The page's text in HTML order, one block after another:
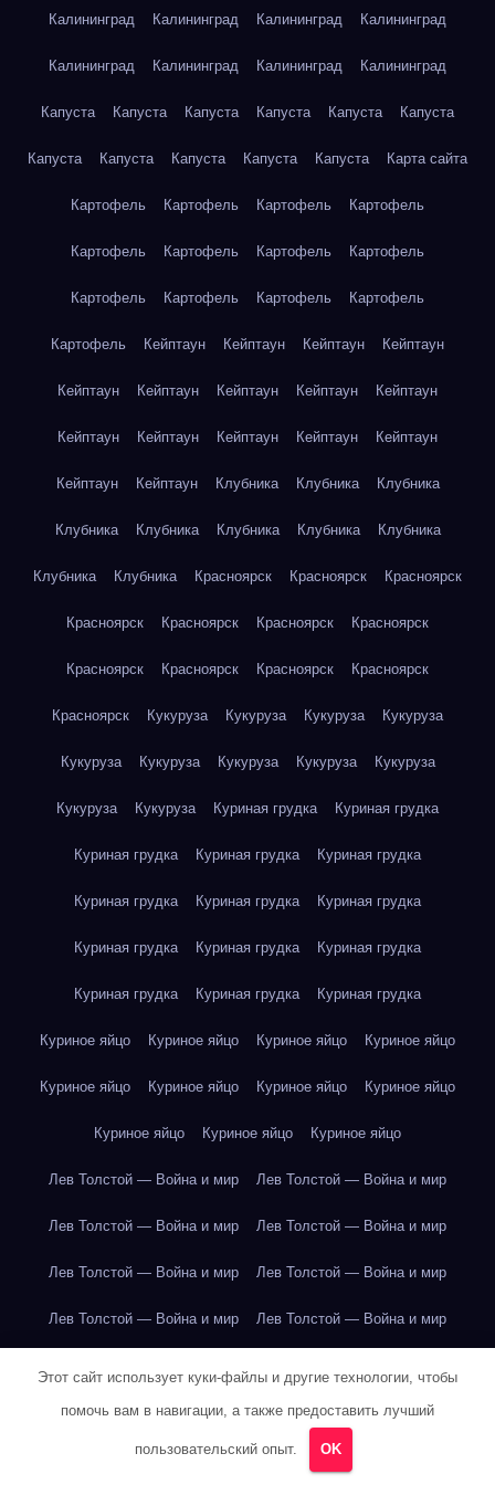
Калининград Калининград Калининград Калининград
Калининград Калининград Калининград Калининград
Капуста Капуста Капуста Капуста Капуста Капуста
Капуста Капуста Капуста Капуста Капуста Карта сайта
Картофель Картофель Картофель Картофель
Картофель Картофель Картофель Картофель
Картофель Картофель Картофель Картофель
Картофель Кейптаун Кейптаун Кейптаун Кейптаун
Кейптаун Кейптаун Кейптаун Кейптаун Кейптаун
Кейптаун Кейптаун Кейптаун Кейптаун Кейптаун
Кейптаун Кейптаун Клубника Клубника Клубника
Клубника Клубника Клубника Клубника Клубника
Клубника Клубника Красноярск Красноярск Красноярск
Красноярск Красноярск Красноярск Красноярск
Красноярск Красноярск Красноярск Красноярск
Красноярск Кукуруза Кукуруза Кукуруза Кукуруза
Кукуруза Кукуруза Кукуруза Кукуруза Кукуруза
Кукуруза Кукуруза Куриная грудка Куриная грудка
Куриная грудка Куриная грудка Куриная грудка
Куриная грудка Куриная грудка Куриная грудка
Куриная грудка Куриная грудка Куриная грудка
Куриная грудка Куриная грудка Куриная грудка
Куриное яйцо Куриное яйцо Куриное яйцо Куриное яйцо
Куриное яйцо Куриное яйцо Куриное яйцо Куриное яйцо
Куриное яйцо Куриное яйцо Куриное яйцо
Лев Толстой — Война и мир Лев Толстой — Война и мир
Лев Толстой — Война и мир Лев Толстой — Война и мир
Лев Толстой — Война и мир Лев Толстой — Война и мир
Лев Толстой — Война и мир Лев Толстой — Война и мир
Лев Толстой — Война и мир Лев Толстой — Война и мир
Лев Толстой — Война и мир Лев Толстой — Война и мир
Этот сайт использует куки-файлы и другие технологии, чтобы
помочь вам в навигации, а также предоставить лучший
пользовательский опыт. OK